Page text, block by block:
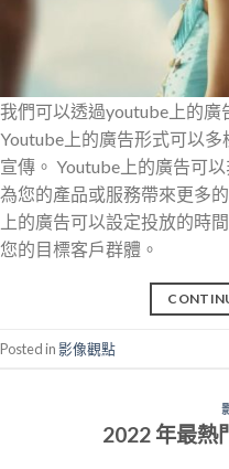
我們可以透過youtube上的廣
Youtube上的廣告形式可以
宣傳。 Youtube上的廣告可
為您的產品或服務帶來更多
上的廣告可以設定投放的時
您的目標客戶群體。
Posted in影像觀點
2022 年最熱